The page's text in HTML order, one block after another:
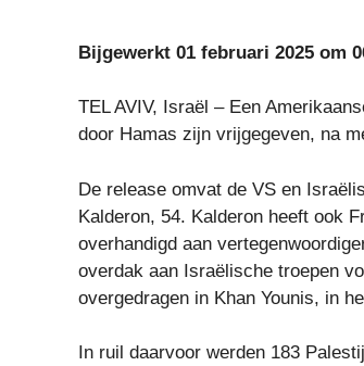
Bijgewerkt 01 februari 2025 om
TEL AVIV, Israël – Een
door Hamas zijn vrijgegeven, na
De release omvat de VS en
Kalderon, 54. Kalderon heeft ook
overhandigd aan
overdak aan Israëlische troepen
overgedragen in Khan Younis, in
In ruil daarvoor werden 183